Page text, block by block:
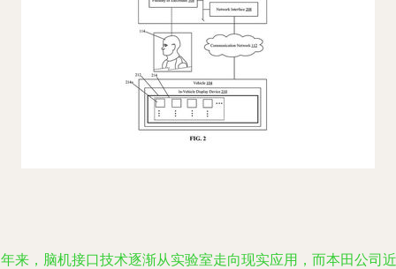
来，脑机接口技术逐渐从实验室走向现实应用，而本田公司近